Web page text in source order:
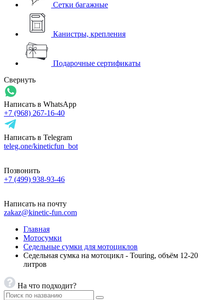
Сетки багажные
Канистры, крепления
Подарочные сертификаты
Свернуть
Написать в WhatsApp
+7 (968) 267-16-40
Написать в Telegram
teleg.one/kineticfun_bot
Позвонить
+7 (499) 938-93-46
Написать на почту
zakaz@kinetic-fun.com
Главная
Мотосумки
Седельные сумки для мотоциклов
Седельная сумка на мотоцикл - Touring, объём 12-20
литров
На что подходит?